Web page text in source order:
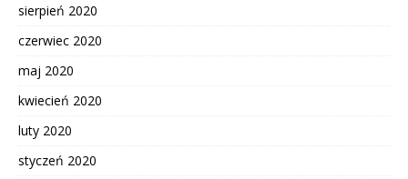
sierpień 2020
czerwiec 2020
maj 2020
kwiecień 2020
luty 2020
styczeń 2020